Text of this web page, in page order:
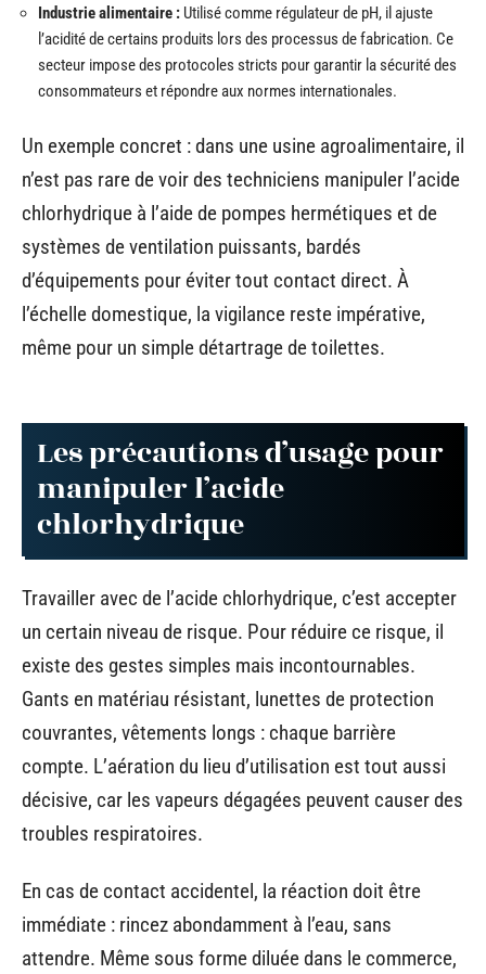
Industrie alimentaire : Utilisé comme régulateur de pH, il ajuste
l’acidité de certains produits lors des processus de fabrication. Ce
secteur impose des protocoles stricts pour garantir la sécurité des
consommateurs et répondre aux normes internationales.
Un exemple concret : dans une usine agroalimentaire, il
n’est pas rare de voir des techniciens manipuler l’acide
chlorhydrique à l’aide de pompes hermétiques et de
systèmes de ventilation puissants, bardés
d’équipements pour éviter tout contact direct. À
l’échelle domestique, la vigilance reste impérative,
même pour un simple détartrage de toilettes.
Les précautions d’usage pour
manipuler l’acide
chlorhydrique
Travailler avec de l’acide chlorhydrique, c’est accepter
un certain niveau de risque. Pour réduire ce risque, il
existe des gestes simples mais incontournables.
Gants en matériau résistant, lunettes de protection
couvrantes, vêtements longs : chaque barrière
compte. L’aération du lieu d’utilisation est tout aussi
décisive, car les vapeurs dégagées peuvent causer des
troubles respiratoires.
En cas de contact accidentel, la réaction doit être
immédiate : rincez abondamment à l’eau, sans
attendre. Même sous forme diluée dans le commerce,